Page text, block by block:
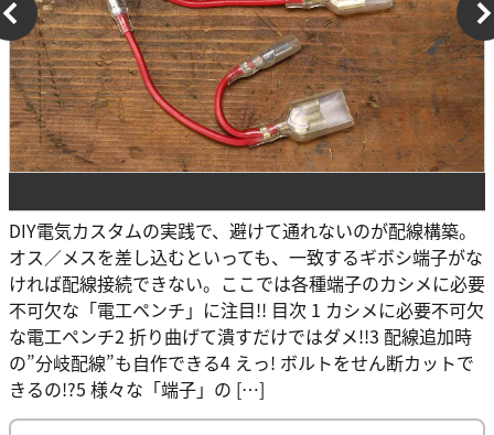
DIY電気カスタムの実践で、避けて通れないのが配線構築。
オス／メスを差し込むといっても、一致するギボシ端子がな
ければ配線接続できない。ここでは各種端子のカシメに必要
不可欠な「電工ペンチ」に注目!! 目次 1 カシメに必要不可欠
な電工ペンチ2 折り曲げて潰すだけではダメ!!3 配線追加時
の”分岐配線”も自作できる4 えっ! ボルトをせん断カットで
きるの!?5 様々な「端子」の […]